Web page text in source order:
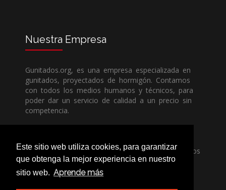
Este sitio web utiliza cookies, para garantizar
que obtenga la mejor experiencia en nuestro
sitio web. Aprende más
Nuestra Empresa
Gunitados.org, es una empresa especializada en
gunitados, proyectados de hormigón. Contamos
con todos los medios humanos y técnicos, para
poder dar un servicio de calidad a un precio sin
competencia.
en llamarnos, nuestros técnicos estran encantados
de poder ayudarle, ya sea usted particular o
profesional.